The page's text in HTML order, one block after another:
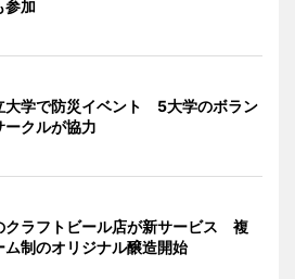
参加
大学で防災イベント 5大学のボラン
ークルが協力
クラフトビール店が新サービス 複
ム制のオリジナル醸造開始